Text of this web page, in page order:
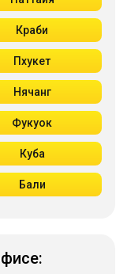
Краби
Пхукет
Нячанг
Фукуок
Куба
Бали